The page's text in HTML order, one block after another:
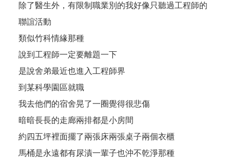
除了醫生外，有限制職業別的我好像只聽過工程師的
聯誼活動
類似竹科情緣那種
說到工程師一定要離題一下
是說舍弟最近也進入工程師界
到某科學園區就職
我去他們的宿舍晃了一圈覺得很悲傷
暗暗長長的走廊兩排都是小房間
約四五坪裡面擺了兩張床兩張桌子兩個衣櫃
馬桶是永遠都有尿漬一輩子也沖不乾淨那種